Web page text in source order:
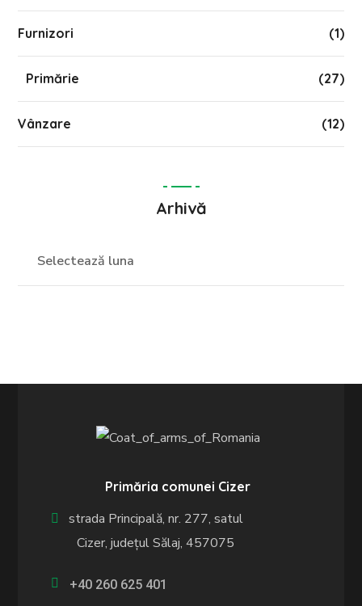
Furnizori (1)
Primărie (27)
Vânzare (12)
Arhivă
Primăria comunei Cizer
strada Principală, nr. 277, satul
Cizer, județul Sălaj, 457075
+40 260 625 401